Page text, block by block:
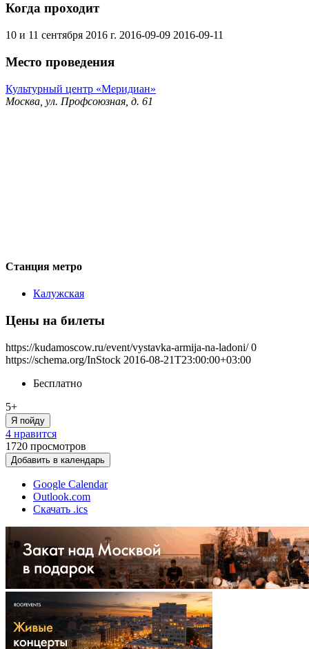
Когда проходит
10 и 11 сентября 2016 г. 2016-09-09 2016-09-11
Место проведения
Культурный центр «Меридиан»
Москва, ул. Профсоюзная, д. 61
Станция метро
Калужская
Цены на билеты
https://kudamoscow.ru/event/vystavka-armija-na-ladoni/ 0
https://schema.org/InStock 2016-08-21T23:00:00+03:00
Бесплатно
5+
Я пойду
4 нравится
1720 просмотров
Добавить в календарь
Google Calendar
Outlook.com
Скачать .ics